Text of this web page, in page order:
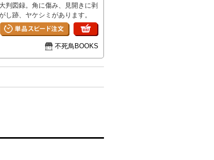
大判図録。角に傷み、見開きに剥
し跡、ヤケシミがあります。
不死鳥BOOKS